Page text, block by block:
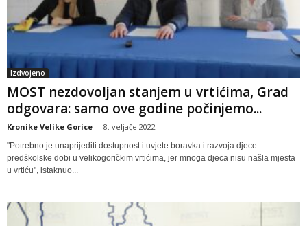
Izdvojeno
MOST nezdovoljan stanjem u vrtićima, Grad
odgovara: samo ove godine počinjemo...
Kronike Velike Gorice - 8. veljače 2022
"Potrebno je unaprijediti dostupnost i uvjete boravka i razvoja djece
predškolske dobi u velikogoričkim vrtićima, jer mnoga djeca nisu našla mjesta
u vrtiću", istaknuo...